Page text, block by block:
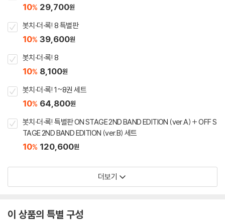
10% 29,700원
봇치·더·록! 8 특별판
10% 39,600원
봇치·더·록! 8
10% 8,100원
봇치·더·록! 1~8권 세트
10% 64,800원
봇치·더·록! 특별판 ON STAGE 2ND BAND EDITION (ver.A) + OFF S
TAGE 2ND BAND EDITION (ver.B) 세트
10% 120,600원
더보기
이 상품의 특별 구성